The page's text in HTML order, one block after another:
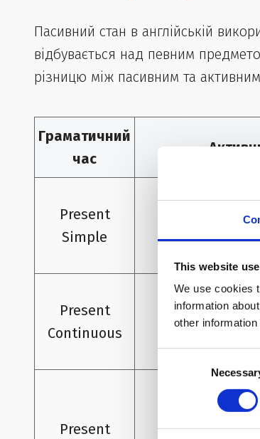
This website
We use cookies
information
other
Selection
Пасивний стан в англійській
відбувається над певним
різницю між пасивним та
Граматичний
час
Present
Simple
Вона пише
Present
Continuous
They are
Present